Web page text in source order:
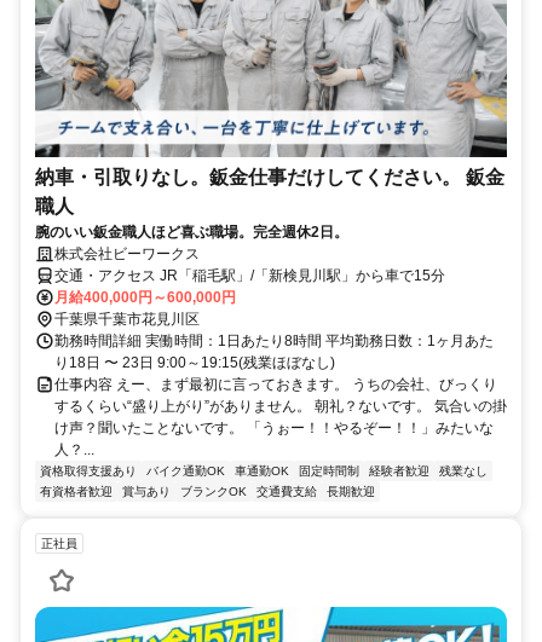
納車・引取りなし。鈑金仕事だけしてください。 鈑金
職人
腕のいい鈑金職人ほど喜ぶ職場。完全週休2日。
株式会社ビーワークス
交通・アクセス JR「稲毛駅」/「新検見川駅」から車で15分
月給400,000円～600,000円
千葉県千葉市花見川区
勤務時間詳細 実働時間：1日あたり8時間 平均勤務日数：1ヶ月あた
り18日 〜 23日 9:00～19:15(残業ほぼなし)
仕事内容 えー、まず最初に言っておきます。 うちの会社、びっくり
するくらい“盛り上がり”がありません。 朝礼？ないです。 気合いの掛
け声？聞いたことないです。 「うぉー！！やるぞー！！」みたいな
人？...
資格取得支援あり バイク通勤OK 車通勤OK 固定時間制 経験者歓迎
残業なし
有資格者歓迎
賞与あり ブランクOK 交通費支給 長期歓迎
正社員